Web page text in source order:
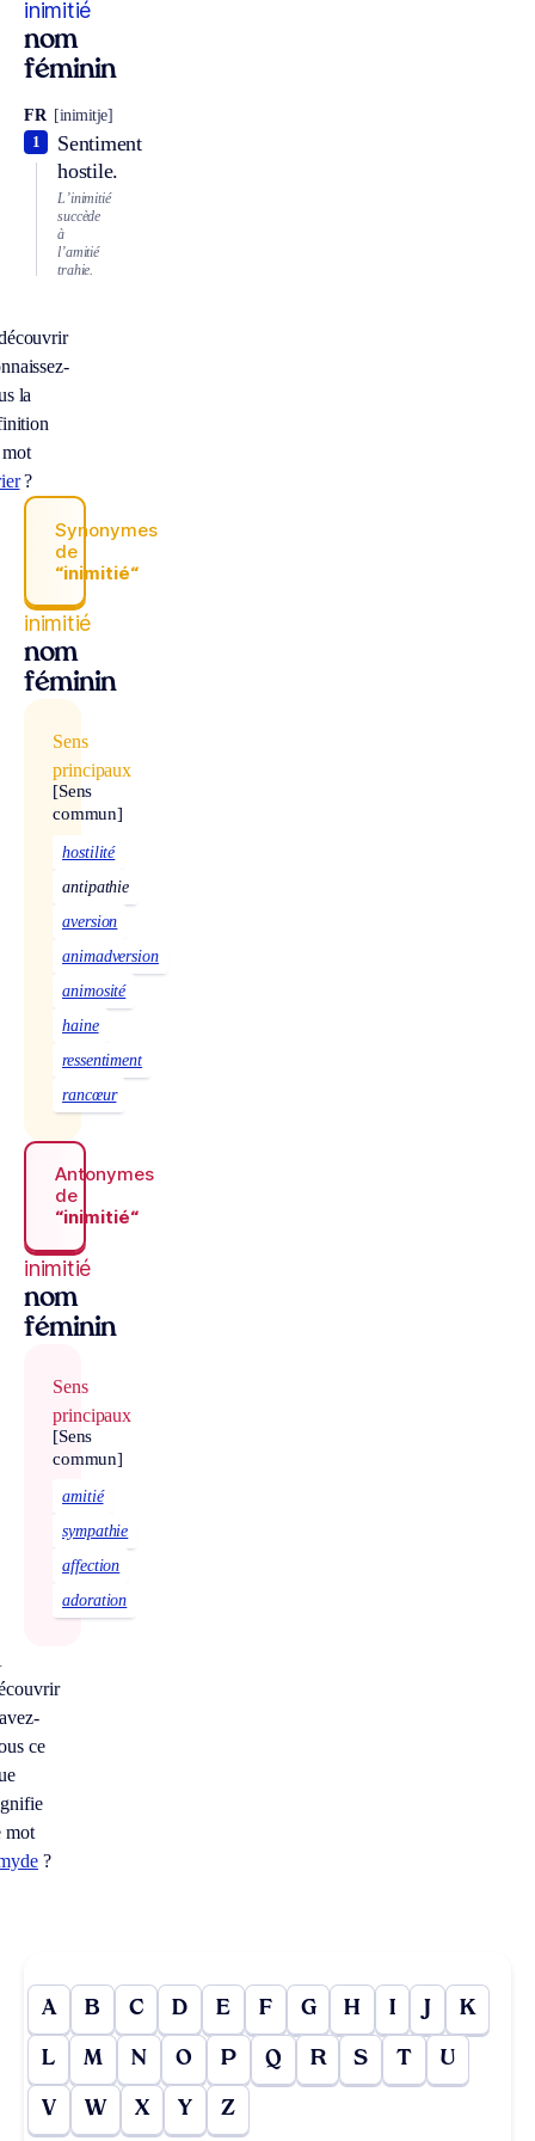
inimitié
nom
féminin
FR [inimitje]
Sentiment
hostile.
1
L’inimitié
succède
à
l’amitié
trahie.
la
?
Synonymes
de
“inimitié“
inimitié
nom
féminin
Sens
principaux
[Sens
commun]
hostilité
antipathie
aversion
animadversion
animosité
haine
ressentiment
rancœur
Antonymes
de
“inimitié“
inimitié
nom
féminin
Sens
principaux
[Sens
commun]
amitié
sympathie
affection
adoration
ce
mot
?
A B C D E F G H I J K
L M N O P Q R S T U
V W X Y Z